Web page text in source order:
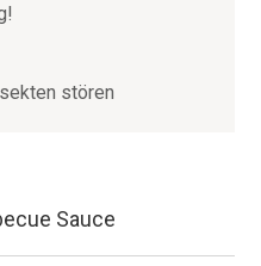
stören
Sauce